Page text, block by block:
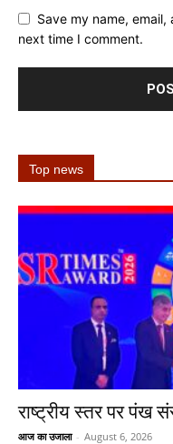
Save my name,
next time I comment.
Top news
राष्ट्रीय स्तर पर पंख
आज का उजाला - August 6, 2026